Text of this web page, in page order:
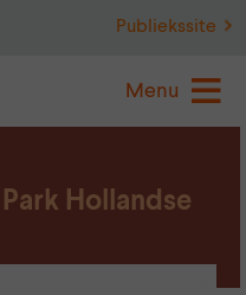
Publiekssite
Menu
Hollandse